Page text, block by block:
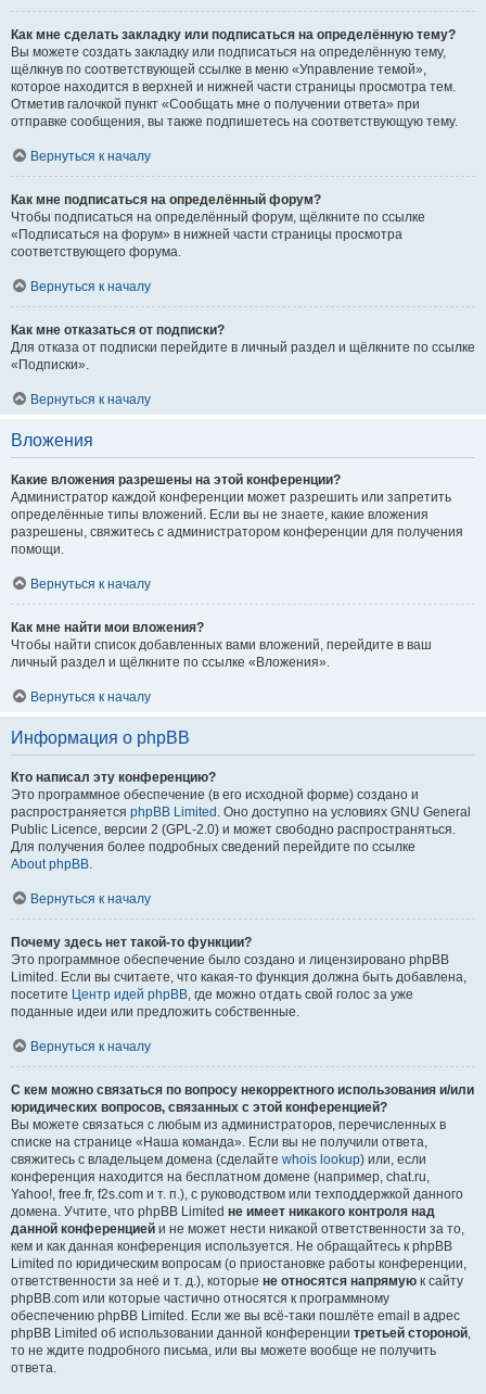
Как мне сделать закладку или подписаться на определённую тему?
Вы можете создать закладку или подписаться на определённую тему,
щёлкнув по соответствующей ссылке в меню «Управление темой»,
которое находится в верхней и нижней части страницы просмотра тем.
Отметив галочкой пункт «Сообщать мне о получении ответа» при
отправке сообщения, вы также подпишетесь на соответствующую тему.
Вернуться к началу
Как мне подписаться на определённый форум?
Чтобы подписаться на определённый форум, щёлкните по ссылке
«Подписаться на форум» в нижней части страницы просмотра
соответствующего форума.
Вернуться к началу
Как мне отказаться от подписки?
Для отказа от подписки перейдите в личный раздел и щёлкните по ссылке
«Подписки».
Вернуться к началу
Вложения
Какие вложения разрешены на этой конференции?
Администратор каждой конференции может разрешить или запретить
определённые типы вложений. Если вы не знаете, какие вложения
разрешены, свяжитесь с администратором конференции для получения
помощи.
Вернуться к началу
Как мне найти мои вложения?
Чтобы найти список добавленных вами вложений, перейдите в ваш
личный раздел и щёлкните по ссылке «Вложения».
Вернуться к началу
Информация о phpBB
Кто написал эту конференцию?
Это программное обеспечение (в его исходной форме) создано и
распространяется phpBB Limited . Оно доступно на условиях GNU General
Public Licence, версии 2 (GPL-2.0) и может свободно распространяться.
Для получения более подробных сведений перейдите по ссылке
About phpBB.
Вернуться к началу
Почему здесь нет такой-то функции?
Это программное обеспечение было создано и лицензировано phpBB
Limited. Если вы считаете, что какая-то функция должна быть добавлена,
посетите Центр идей phpBB, где можно отдать свой голос за уже
поданные идеи или предложить собственные.
Вернуться к началу
С кем можно связаться по вопросу некорректного использования и/или
юридических вопросов, связанных с этой конференцией?
Вы можете связаться с любым из администраторов, перечисленных в
списке на странице «Наша команда». Если вы не получили ответа,
свяжитесь с владельцем домена (сделайте whois lookup) или, если
конференция находится на бесплатном домене (например, chat.ru,
Yahoo!, free.fr, f2s.com и т. п.), с руководством или техподдержкой данного
домена. Учтите, что phpBB Limited не имеет никакого контроля над
данной конференцией и не может нести никакой ответственности за то,
кем и как данная конференция используется. Не обращайтесь к phpBB
Limited по юридическим вопросам (о приостановке работы конференции,
ответственности за неё и т. д.), которые не относятся напрямую к сайту
phpBB.com или которые частично относятся к программному
обеспечению phpBB Limited. Если же вы всё-таки пошлёте email в адрес
phpBB Limited об использовании данной конференции третьей стороной,
то не ждите подробного письма, или вы можете вообще не получить
ответа.